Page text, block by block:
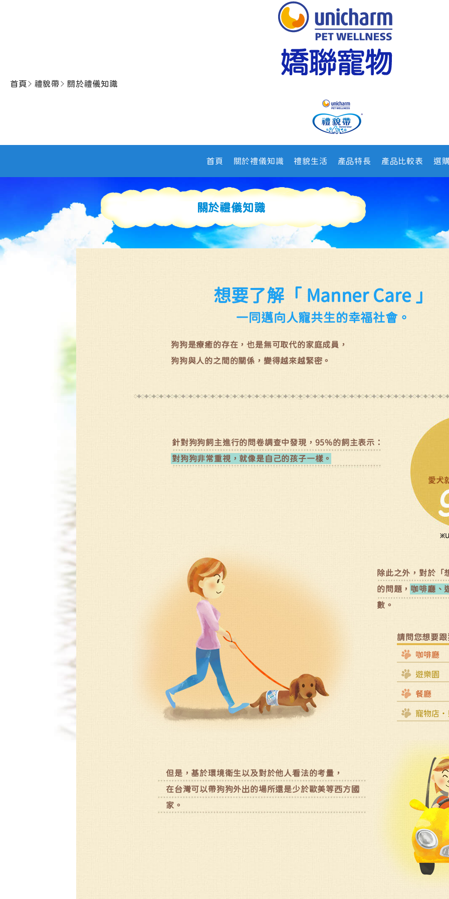
首頁 禮貌帶 關於禮儀知識
首頁 關於禮儀知識 禮貌生活 產品特長 產品比較表 選
關於禮儀知識
想要了解「 Manner Care 」
一同邁向人寵共生的幸福社會。
狗狗是療癒的存在，也是無可取代的家庭成員，
狗狗與人的之間的關係，變得越來越緊密。
針對狗狗飼主進行的問卷調查中發現，95%的飼主表示：
對狗狗非常重視，就像是自己的孩子一樣。
除此之外，對於「
的問題， 咖啡廳、
數。
請問您想要
咖啡廳
遊樂園
餐廳
寵物店‧
但是，基於環境衛生以及對於他人看法的考量，
在台灣可以帶狗狗外出的場所還是少於歐美等西方國
家。